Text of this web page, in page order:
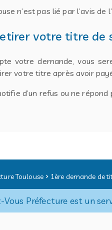
Toulouse 1ère demande de
n’est pas lié par l’avis de
votre titre de
votre demande, vous
votre titre après avoir
d’un refus ou ne
Vous Préfecture est un